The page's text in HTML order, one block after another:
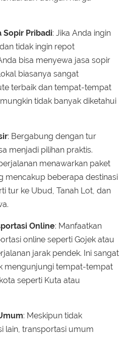
Sopir Pribadi: Jika Anda ingin
tidak ingin repot
bisa menyewa jasa sopir
biasanya sangat
terbaik dan tempat-tempat
tidak banyak diketahui
: Bergabung dengan tur
menjadi pilihan praktis.
menawarkan paket
mencakup beberapa destinasi
tur ke Ubud, Tanah Lot, dan
Online: Manfaatkan
online seperti Gojek atau
jarak pendek. Ini sangat
mengunjungi tempat-tempat
seperti Kuta atau
: Meskipun tidak
lain, transportasi umum